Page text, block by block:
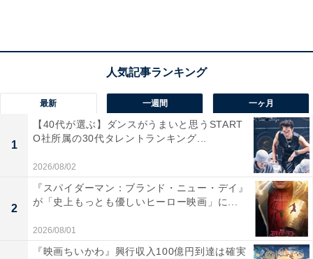
家康にやりこめられた氏真は自害しようとしますが、家
康はそれを必死で止めます。「昔からわしを馬鹿にして
おったんじゃ」と喚く氏真に対し、「今も兄と思ってい
るから死んでほしくない」と家康。さらに糸から父・義
元が本当は努力を惜しまない氏真を認めていたと本心を
聞いた氏真は涙を流し、戦いから降り、糸とともに北条
へ身を寄せる決断をします。家康もまた、「できればず
っとお仕えしたかった」と、義元と氏真に弓引いたこと
を謝罪。
最新 一週間 一ヶ月
1
【40代が選ぶ】ダンスがうまいと思うSTART
O社所属の30代タレントランキング...
2026/08/02
2
『スパイダーマン：ブランド・ニュー・デイ』
が「史上もっとも優しいヒーロー映画」に...
2026/08/01
『映画ちいかわ』興行収入100億円到達は確実